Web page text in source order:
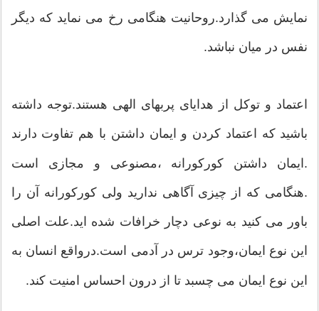
نمایش می گذارد.روحانیت هنگامی رخ می نماید که دیگر
نفس در میان نباشد.
اعتماد و توکل از هدایای پربهای الهی هستند.توجه داشته
باشید که اعتماد کردن و ایمان داشتن با هم تفاوت دارند
.ایمان داشتن کورکورانه ،مصنوعی و مجازی است
.هنگامی که از چیزی آگاهی ندارید ولی کورکورانه آن را
باور می کنید به نوعی دچار خرافات شده اید.علت اصلی
این نوع ایمان،وجود ترس در آدمی است.درواقع انسان به
این نوع ایمان می چسبد تا از درون احساس امنیت کند.